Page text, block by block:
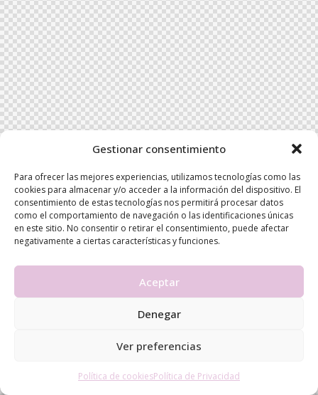
Gestionar consentimiento
Para ofrecer las mejores experiencias, utilizamos tecnologías como las
cookies para almacenar y/o acceder a la información del dispositivo. El
consentimiento de estas tecnologías nos permitirá procesar datos
como el comportamiento de navegación o las identificaciones únicas
en este sitio. No consentir o retirar el consentimiento, puede afectar
negativamente a ciertas características y funciones.
Aceptar
Denegar
Ver preferencias
Política de cookiesPolítica de Privacidad